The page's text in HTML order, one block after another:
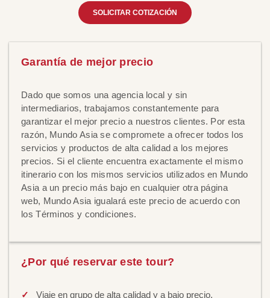
SOLICITAR COTIZACIÓN
Garantía de mejor precio
Dado que somos una agencia local y sin
intermediarios, trabajamos constantemente para
garantizar el mejor precio a nuestros clientes. Por esta
razón, Mundo Asia se compromete a ofrecer todos los
servicios y productos de alta calidad a los mejores
precios. Si el cliente encuentra exactamente el mismo
itinerario con los mismos servicios utilizados en Mundo
Asia a un precio más bajo en cualquier otra página
web, Mundo Asia igualará este precio de acuerdo con
los Términos y condiciones.
¿Por qué reservar este tour?
Viaje en grupo de alta calidad y a bajo precio.